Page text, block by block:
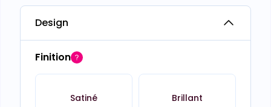
Design
Finition
Satiné Brillant